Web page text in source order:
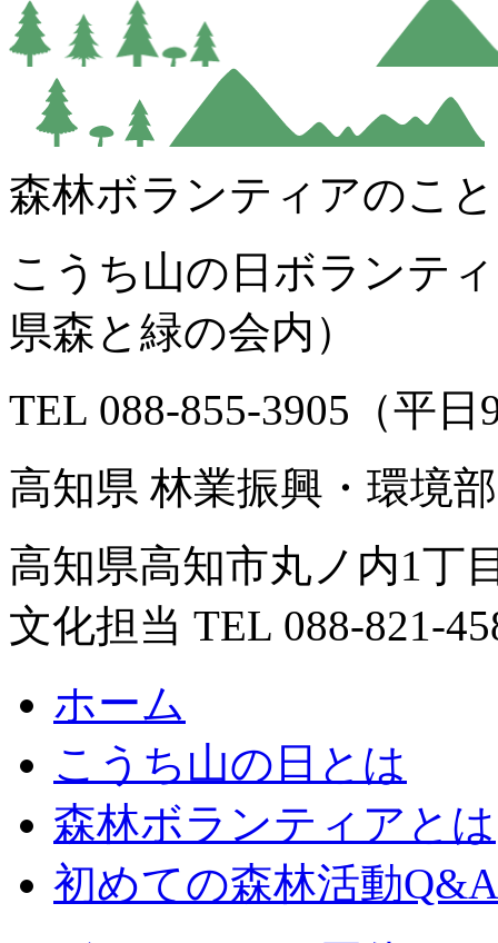
森林ボランティアのこ
こうち山の日ボランテ
県森と緑の会内）
TEL 088-855-3905（平日
高知県 林業振興・環境
高知県高知市丸ノ内1丁
文化担当 TEL 088-821-
ホーム
こうち山の日とは
森林ボランティアとは
初めての森林活動Q&A